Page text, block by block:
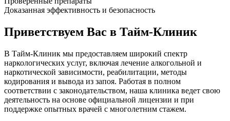
Доказанная эффективность и безопасность
Приветствуем Вас в Тайм-Клиник
В Тайм-Клиник мы предоставляем широкий спектр
наркологических услуг, включая лечение алкогольной и
наркотической зависимости, реабилитации, методы
кодирования и вывода из запоя. Работая в полном
соответствии с законодательством, наша клиника ведет свою
деятельность на основе официальной лицензии и при
поддержке опытных врачей с многолетним стажем.